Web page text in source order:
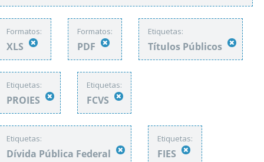
Formatos:
XLS
Formatos:
PDF
Etiquetas:
Títulos Públicos
Etiquetas:
PROIES
Etiquetas:
FCVS
Etiquetas:
Dívida Pública Federal
Etiquetas:
FIES